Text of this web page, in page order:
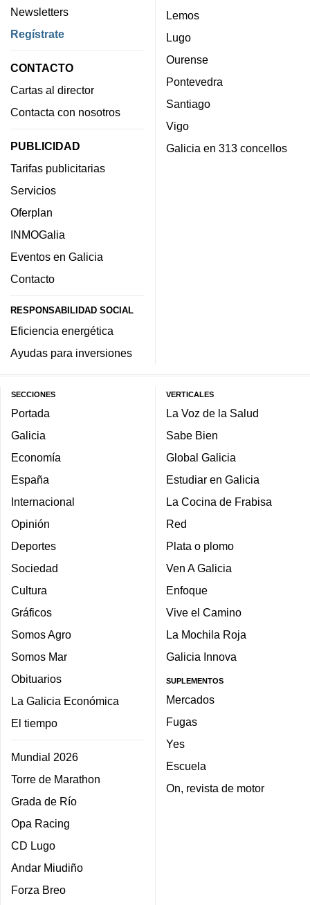
Newsletters
Regístrate
CONTACTO
Cartas al director
Contacta con nosotros
PUBLICIDAD
Tarifas publicitarias
Servicios
Oferplan
INMOGalia
Eventos en Galicia
Contacto
RESPONSABILIDAD SOCIAL
Eficiencia energética
Ayudas para inversiones
Lemos
Lugo
Ourense
Pontevedra
Santiago
Vigo
Galicia en 313 concellos
SECCIONES
Portada
Galicia
Economía
España
Internacional
Opinión
Deportes
Sociedad
Cultura
Gráficos
Somos Agro
Somos Mar
Obituarios
La Galicia Económica
El tiempo
Mundial 2026
Torre de Marathon
Grada de Río
Opa Racing
CD Lugo
Andar Miudiño
Forza Breo
VERTICALES
La Voz de la Salud
Sabe Bien
Global Galicia
Estudiar en Galicia
La Cocina de Frabisa
Red
Plata o plomo
Ven A Galicia
Enfoque
Vive el Camino
La Mochila Roja
Galicia Innova
SUPLEMENTOS
Mercados
Fugas
Yes
Escuela
On, revista de motor